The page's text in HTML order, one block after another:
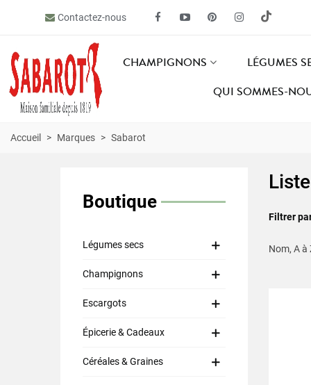
Contactez-nous
CHAMPIGNONS
LÉGUMES
QUI SOMMES-
Accueil > Marques > Sabarot
Boutique
Légumes secs
Champignons
Escargots
Épicerie & Cadeaux
Céréales & Graines
Filtrer
Nom, A à